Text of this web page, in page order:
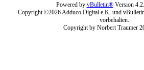
Powered by vBulletin®Version
Copyright ©2026 Adduco Digital e.K. und
vorbehalten.
Copyright by Norbert Traumer